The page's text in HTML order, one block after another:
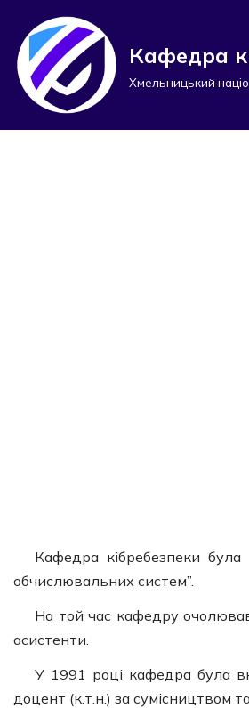
Перейти
до
вмісту
Кафедра
Хмельницький
Кафедра кібребезпеки
обчислювальних систем”.
На той час кафедру
асистенти.
У 1991 році кафедра була
доцент (к.т.н.) за сумісництвом